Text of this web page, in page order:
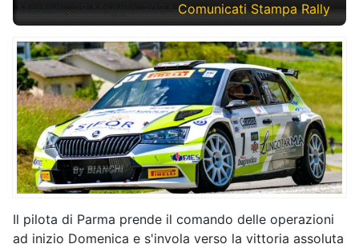
Martedì, 28 Maggio 2024 Comunicati Stampa Rally
Il pilota di Parma prende il comando delle operazioni
ad inizio Domenica e s'invola verso la vittoria assoluta